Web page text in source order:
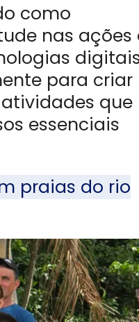
como
nas ações
para criar
que
essenciais
praias do rio